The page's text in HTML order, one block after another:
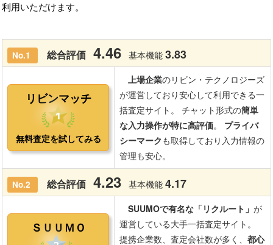
利用いただけます。